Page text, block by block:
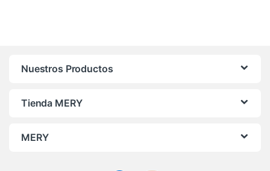
Nuestros Productos
Tienda MERY
MERY